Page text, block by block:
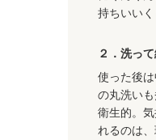
持ちいい
２．洗っ
使った後
の丸洗い
衛生的。
れるのは